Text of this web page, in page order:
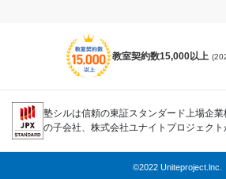
教室契約数15,000以上
塾シルは信頼の東証スタンダード上場企
の子会社、株式会社ユナイトプロジェクト
©2022 Uniteproject.lnc.